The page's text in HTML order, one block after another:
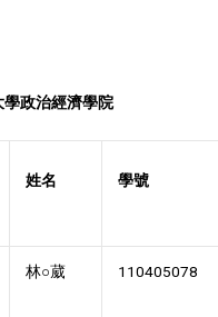
學政治經濟學院
姓名 學號
林○葳 110405078